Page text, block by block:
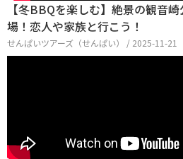
【冬BBQを楽しむ】絶景の観音
場！恋人や家族と行こう！
せんぱいツアーズ（せんぱい） / 2025-11-21